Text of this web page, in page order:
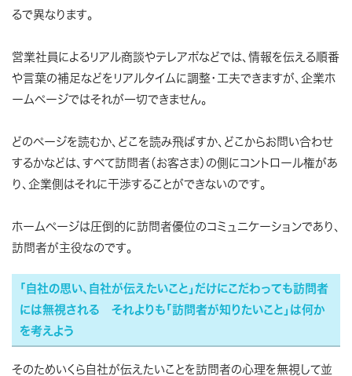
るで異なります。
営業社員によるリアル商談やテレアポなどでは、情報を伝える順番
や言葉の補足などをリアルタイムに調整・工夫できますが、企業ホ
ームページではそれが一切できません。
どのページを読むか、どこを読み飛ばすか、どこからお問い合わせ
するかなどは、すべて訪問者（お客さま）の側にコントロール権があ
り、企業側はそれに干渉することができないのです。
ホームページは圧倒的に訪問者優位のコミュニケーションであり、
訪問者が主役なのです。
「自社の思い、自社が伝えたいこと」だけにこだわっても訪問者
には無視される それよりも「訪問者が知りたいこと」は何か
を考えよう
そのためいくら自社が伝えたいことを訪問者の心理を無視して並